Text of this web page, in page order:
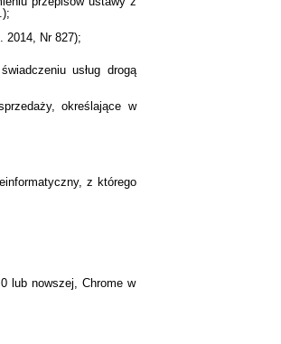
2014, Nr 827);
usług drogą
określające w
z którego
lub nowszej, Chrome w